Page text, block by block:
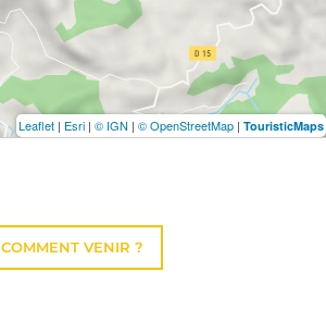
Leaflet | Esri | © IGN | © OpenStreetMap | TouristicMaps
COMMENT VENIR ?